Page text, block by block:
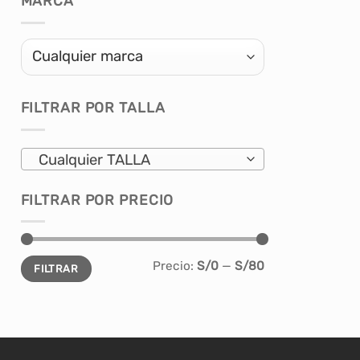
FILTRAR POR TALLA
Cualquier TALLA
FILTRAR POR PRECIO
Precio
mínimo
Precio
máximo
FILTRAR Precio: S/0— S/80